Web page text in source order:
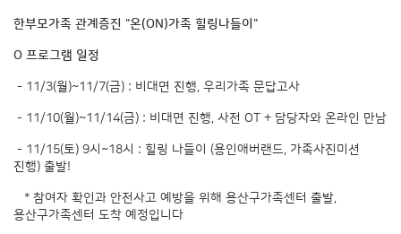
한부모가족 관계증진 "온(ON)가족 힐링나들이"
O 프로그램 일정
- 11/3(월)~11/7(금) : 비대면 진행, 우리가족 문답고사
- 11/10(월)~11/14(금) : 비대면 진행, 사전 OT + 담당자와 온라인 만남
- 11/15(토) 9시~18시 : 힐링 나들이 (용인애버랜드, 가족사진미션
진행) 출발!
* 참여자 확인과 안전사고 예방을 위해 용산구가족센터 출발,
용산구가족센터 도착 예정입니다